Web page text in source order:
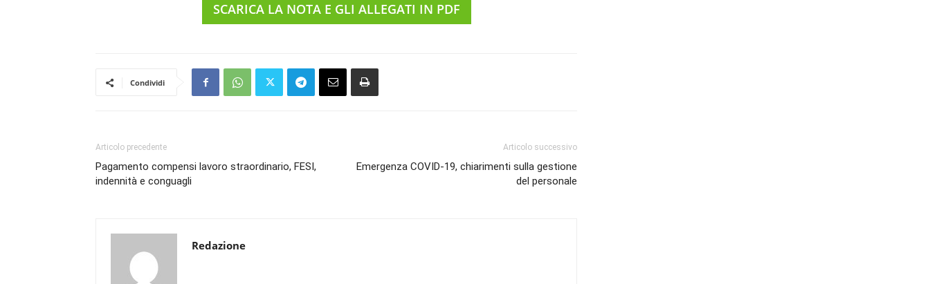
SCARICA LA NOTA E GLI ALLEGATI IN PDF
Condividi
Articolo precedente
Pagamento compensi lavoro straordinario, FESI,
indennità e conguagli
Articolo successivo
Emergenza COVID-19, chiarimenti sulla gestione
del personale
Redazione